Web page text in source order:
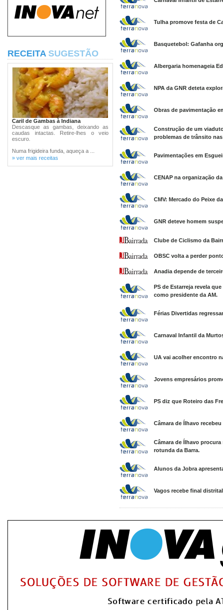
RECEITA SUGESTÃO
Caril de Gambas à Indiana
Descasque as gambas, deixando as
caudas intactas. Retire-lhes o veio
escuro.
Numa frigideira funda, aqueça a ...
» ver mais receitas
Tulha promove festa de
Basquetebol: Gafanha
Albergaria homenageia
NPA da GNR deteta
Obras de pavimentação
Construção de um
problemas de trânsito
Pavimentações em
CENAP na organização
CMV: Mercado do Peixe
GNR deteve homem
Clube de Ciclismo da
OBSC volta a perder
Anadia depende de
PS de Estarreja revela
como presidente da AM.
Férias Divertidas
Carnaval Infantil da
UA vai acolher encontro
Jovens empresários
PS diz que Roteiro das
Câmara de Ílhavo
Câmara de Ílhavo
rotunda da Barra.
Alunos da Jobra
Vagos recebe final